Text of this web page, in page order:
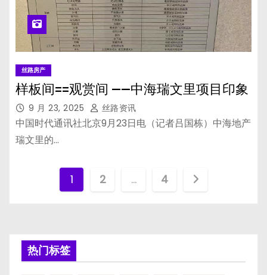
丝路房产
样板间==观赏间 ——中海瑞文里项目印象
9 月 23, 2025 丝路资讯
中国时代通讯社北京9月23日电（记者吕国栋）中海地产
瑞文里的…
文
页
1 2 … 4
热门标签